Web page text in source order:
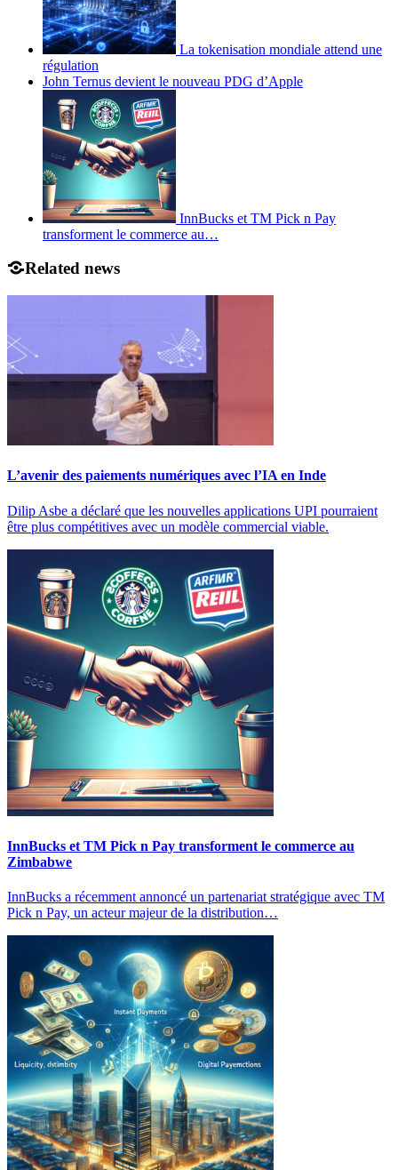
La tokenisation mondiale attend une
régulation
John Ternus devient le nouveau PDG d’Apple
InnBucks et TM Pick n Pay
transforment le commerce au…
Related news
L’avenir des paiements numériques avec l’IA en Inde
Dilip Asbe a déclaré que les nouvelles applications UPI pourraient
être plus compétitives avec un modèle commercial viable.
InnBucks et TM Pick n Pay transforment le commerce au
Zimbabwe
InnBucks a récemment annoncé un partenariat stratégique avec TM
Pick n Pay, un acteur majeur de la distribution…